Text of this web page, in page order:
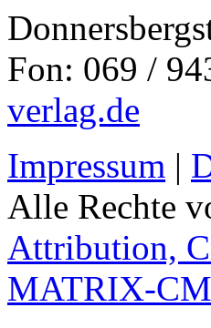
Fon: 069 /
verlag.de
Impressum |
Alle Rechte
Attribution,
MATRIX-